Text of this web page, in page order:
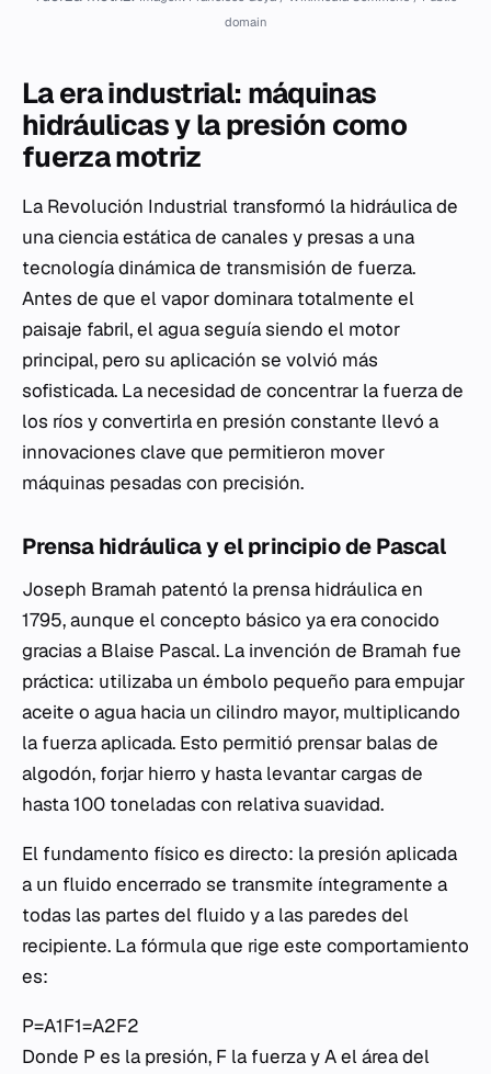
domain
La era industrial: máquinas
hidráulicas y la presión como
fuerza motriz
La Revolución Industrial transformó la hidráulica de
una ciencia estática de canales y presas a una
tecnología dinámica de transmisión de fuerza.
Antes de que el vapor dominara totalmente el
paisaje fabril, el agua seguía siendo el motor
principal, pero su aplicación se volvió más
sofisticada. La necesidad de concentrar la fuerza de
los ríos y convertirla en presión constante llevó a
innovaciones clave que permitieron mover
máquinas pesadas con precisión.
Prensa hidráulica y el principio de Pascal
Joseph Bramah patentó la prensa hidráulica en
1795, aunque el concepto básico ya era conocido
gracias a Blaise Pascal. La invención de Bramah fue
práctica: utilizaba un émbolo pequeño para empujar
aceite o agua hacia un cilindro mayor, multiplicando
la fuerza aplicada. Esto permitió prensar balas de
algodón, forjar hierro y hasta levantar cargas de
hasta 100 toneladas con relativa suavidad.
El fundamento físico es directo: la presión aplicada
a un fluido encerrado se transmite íntegramente a
todas las partes del fluido y a las paredes del
recipiente. La fórmula que rige este comportamiento
es:
P=A1​F1​​=A2​F2​​
Donde Pes la presión, F la fuerza yAel área del